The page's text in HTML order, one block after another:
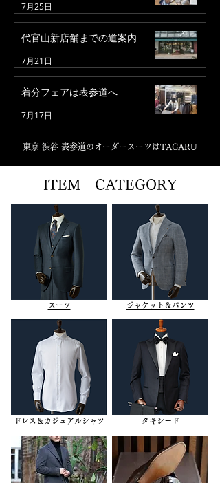
7月25日
代官山新店舗までの道案内
7月21日
着分フェアは表参道へ
7月17日
東京 渋谷 表参道のオーダースーツはTAGARU
ITEM CATEGORY
​スーツ ジャケット＆パンツ
ドレス＆カジュアルシャツ タキシード